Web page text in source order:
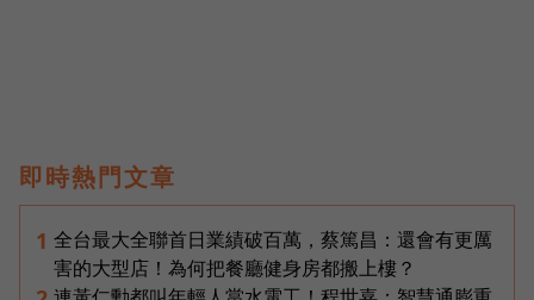
即時熱門文章
1 全台最大全聯首日業績破百萬，蔡篤昌：還會有更厲
害的大型店！為何把餐廳健身房都搬上樓？